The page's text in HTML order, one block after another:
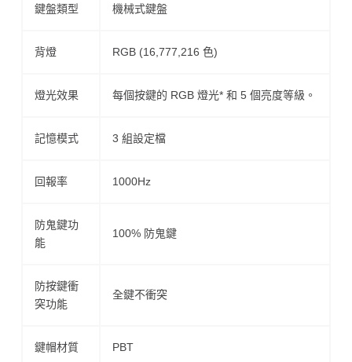
鍵盤類型 機械式鍵盤
背燈 RGB (16,777,216 色)
燈光效果 每個按鍵的 RGB 燈光* 和 5 個亮度等級。
記憶模式 3 組設定檔
回報率 1000Hz
防鬼鍵功
能
100% 防鬼鍵
防按鍵衝
突功能
全鍵不衝突
鍵帽材質 PBT